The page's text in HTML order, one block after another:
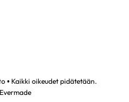
• Kaikki oikeudet pidätetään.
Evermade